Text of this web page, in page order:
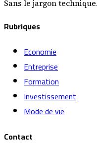
Sans le jargon technique.
Rubriques
Economie
Entreprise
Formation
Investissement
Mode de vie
Contact